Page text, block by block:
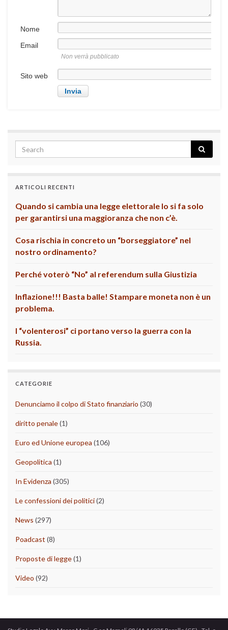
Nome
Email
Non verrà pubblicato
Sito web
ARTICOLI RECENTI
Quando si cambia una legge elettorale lo si fa solo
per garantirsi una maggioranza che non c’è.
Cosa rischia in concreto un “borseggiatore” nel
nostro ordinamento?
Perché voterò “No” al referendum sulla Giustizia
Inflazione!!! Basta balle! Stampare moneta non è un
problema.
I “volenterosi” ci portano verso la guerra con la
Russia.
CATEGORIE
Denunciamo il colpo di Stato finanziario (30)
diritto penale(1)
Euro ed Unione europea (106)
Geopolitica (1)
In Evidenza (305)
Le confessioni dei politici(2)
News (297)
Poadcast (8)
Proposte di legge(1)
Video (92)